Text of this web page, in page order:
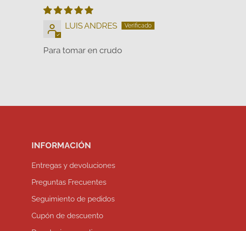
LUIS ANDRES
Para tomar en crudo
INFORMACIÓN
Entregas y devoluciones
Preguntas Frecuentes
Seguimiento de pedidos
Cupón de descuento